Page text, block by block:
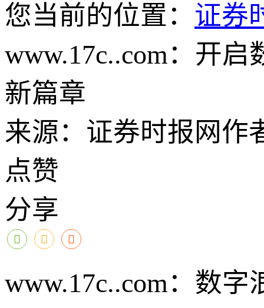
您当前的位置： 证券
www.17c..com：开
新篇章
来源：证券时报网作
点赞
分享
www.17c..com：数